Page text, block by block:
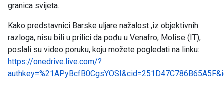
granica svijeta.
Kako predstavnici Barske uljare nažalost ,iz objektivnih
razloga, nisu bili u prilici da pođu u Venafro, Molise (IT),
poslali su video poruku, koju možete pogledati na linku:
https://onedrive.live.com/?